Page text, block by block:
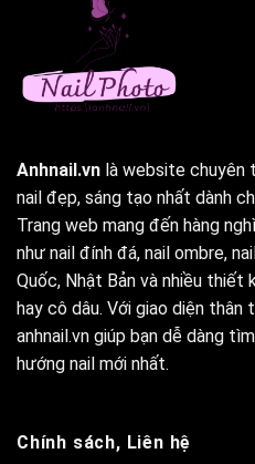
Anhnail.vn là website chuyên
nail đẹp, sáng tạo nhất dành
Trang web mang đến hàng
như nail đính đá, nail ombre,
Quốc, Nhật Bản và nhiều thiết
hay cô dâu. Với giao diện thân
anhnail.vn giúp bạn dễ dàng
hướng nail mới nhất.
Chính sách, Liên hệ